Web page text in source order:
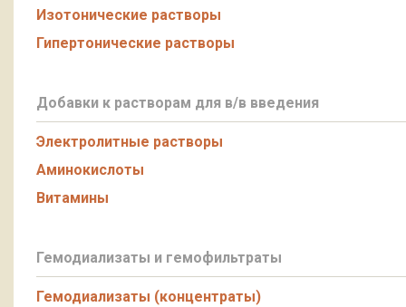
Изотонические растворы
Гипертонические растворы
Добавки к растворам для в/в введения
Электролитные растворы
Аминокислоты
Витамины
Гемодиализаты и гемофильтраты
Гемодиализаты (концентраты)